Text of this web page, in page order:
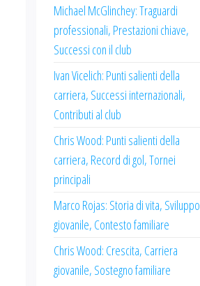
Michael McGlinchey: Traguardi
professionali, Prestazioni chiave,
Successi con il club
Ivan Vicelich: Punti salienti della
carriera, Successi internazionali,
Contributi al club
Chris Wood: Punti salienti della
carriera, Record di gol, Tornei
principali
Marco Rojas: Storia di vita, Sviluppo
giovanile, Contesto familiare
Chris Wood: Crescita, Carriera
giovanile, Sostegno familiare